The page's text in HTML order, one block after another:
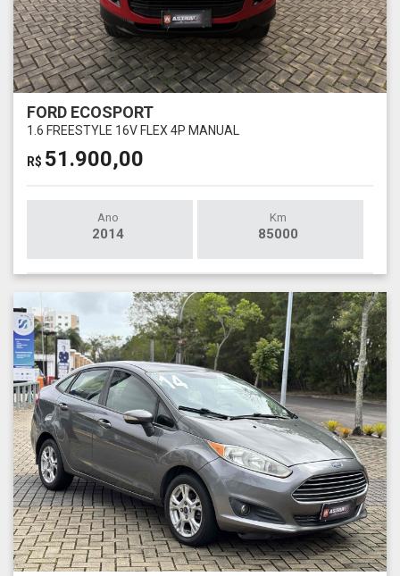
FORD ECOSPORT
1.6 FREESTYLE 16V FLEX 4P MANUAL
R$ 51.900,00
Ano
2014
Km
85000